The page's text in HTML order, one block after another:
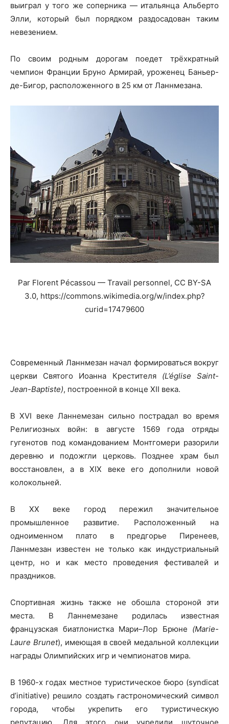
выиграл у того же соперника — итальянца Альберто
Элли, который был порядком раздосадован таким
невезением.
По своим родным дорогам поедет трёхкратный
чемпион Франции Бруно Армирай, уроженец Баньер-
де-Бигор, расположенного в 25 км от Ланнмезана.
Par Florent Pécassou — Travail personnel, CC BY-SA
3.0, https://commons.wikimedia.org/w/index.php?
curid=17479600
Современный Ланнмезан начал формироваться вокруг
церкви Святого Иоанна Крестителя (L’église Saint-
Jean-Baptiste), построенной в конце XII века.
В XVI веке Ланнемезан сильно пострадал во время
Религиозных войн: в августе 1569 года отряды
гугенотов под командованием Монтгомери разорили
деревню и подожгли церковь. Позднее храм был
восстановлен, а в XIX веке его дополнили новой
колокольней.
В XX веке город пережил значительное
промышленное развитие. Расположенный на
одноименном плато в предгорье Пиренеев,
Ланнмезан известен не только как индустриальный
центр, но и как место проведения фестивалей и
праздников.
Спортивная жизнь также не обошла стороной эти
места. В Ланнемезане родилась известная
французская биатлонистка Мари–Лор Брюне (Marie-
Laure Brunet), имеющая в своей медальной коллекции
награды Олимпийских игр и чемпионатов мира.
В 1960-х годах местное туристическое бюро (syndicat
d’initiative) решило создать гастрономический символ
города, чтобы укрепить его туристическую